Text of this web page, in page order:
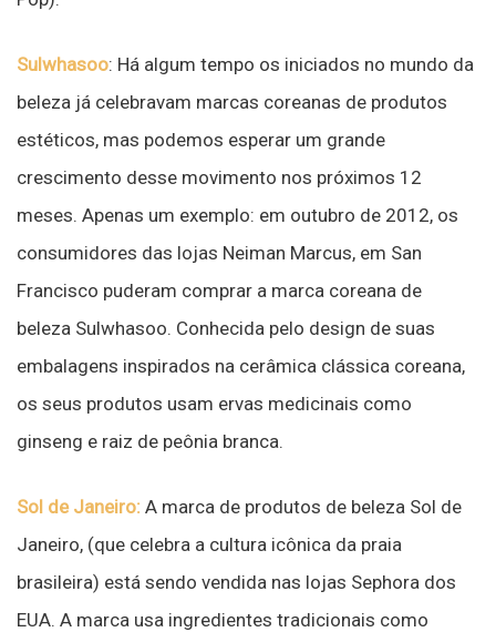
Sulwhasoo: Há algum tempo os iniciados no mundo da
beleza já celebravam marcas coreanas de produtos
estéticos, mas podemos esperar um grande
crescimento desse movimento nos próximos 12
meses. Apenas um exemplo: em outubro de 2012, os
consumidores das lojas Neiman Marcus, em San
Francisco puderam comprar a marca coreana de
beleza Sulwhasoo. Conhecida pelo design de suas
embalagens inspirados na cerâmica clássica coreana,
os seus produtos usam ervas medicinais como
ginseng e raiz de peônia branca.
Sol de Janeiro: A marca de produtos de beleza Sol de
Janeiro, (que celebra a cultura icônica da praia
brasileira) está sendo vendida nas lojas Sephora dos
EUA. A marca usa ingredientes tradicionais como